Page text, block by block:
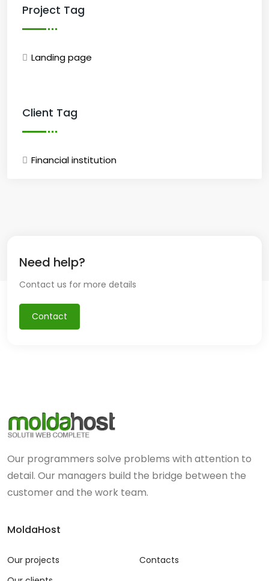
Project Tag
Landing page
Client Tag
Financial institution
Need help?
Contact us for more details
Contact
Our programmers solve problems with attention to
detail. Our managers build the bridge between the
customer and the work team.
MoldaHost
Our projects
Contacts